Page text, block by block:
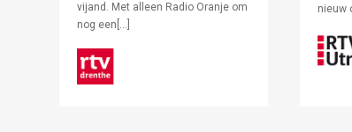
vijand. Met alleen Radio Oranje om
nog een[…]
nieuw